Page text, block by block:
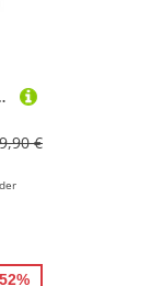
Training Tanz freizeit
€